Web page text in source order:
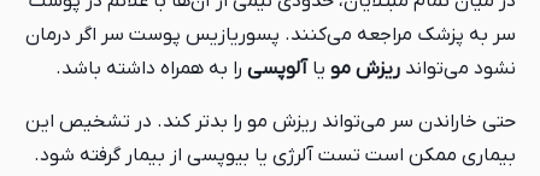
سر به پزشک مراجعه می‌کنند. پسوریازیس پوست سر اگر درمان
نشود می‌تواند ریزش مو یاآلوپسی را به همراه داشته باشد.
حتی خاراندن سر می‌تواند ریزش مو را بدتر کند. در تشخیص این
بیماری ممکن است تست آلرژی یا بیوپسی از بیمار گرفته شود.